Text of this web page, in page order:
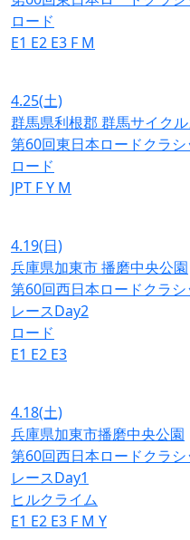
ロード
E1 E2 E3 F M
4.25(土)
群馬県利根郡 群馬サイク
第60回東日本ロードクラシ
ロード
JPT FY M
4.19(日)
兵庫県加東市 播磨中央公園
第60回西日本ロードクラ
レースDay2
ロード
E1 E2 E3
4.18(土)
兵庫県加東市播磨中央公園
第60回西日本ロードクラ
レースDay1
ヒルクライム
E1 E2 E3 F M Y